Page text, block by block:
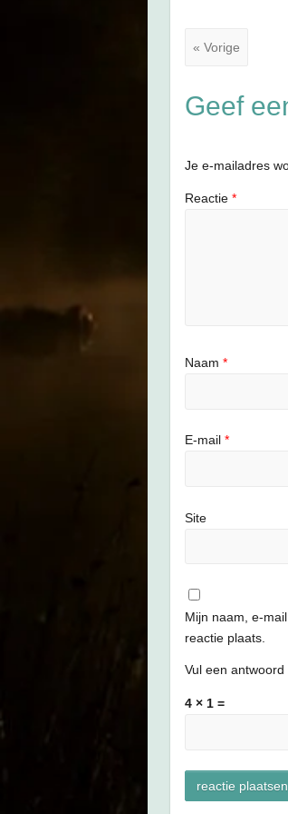
« Vorige
Geef
Je e-mailadres
Reactie*
Naam*
E-mail*
Site
Mijn naam, e-
reactie plaats.
Vul een antwoord
4 × 1 =